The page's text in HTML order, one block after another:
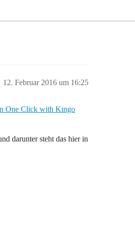
12. Februar 2016 um 16:25
One Click with Kingo
darunter steht das hier in